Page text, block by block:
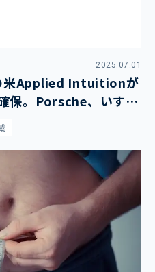
2025.07.01
米Applied Intuitionが
保。Porsche、いすゞ